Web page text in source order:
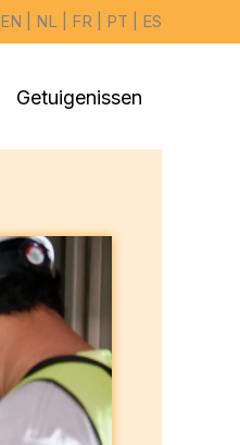
EN NL FR PT ES
Getuigenissen